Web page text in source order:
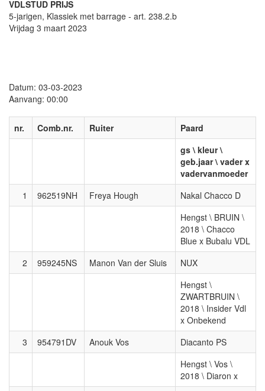
VDLSTUD PRIJS
5-jarigen, Klassiek met barrage - art. 238.2.b
Vrijdag 3 maart 2023
Datum: 03-03-2023
Aanvang: 00:00
nr. Comb.nr. Ruiter
Paard
gs \ kleur \
geb.jaar \ vader x
vadervanmoeder
1
962519NH Freya Hough
Nakal Chacco D
Hengst \ BRUIN \
2018 \ Chacco
Blue x Bubalu VDL
2
959245NS Manon Van der Sluis
NUX
Hengst \
ZWARTBRUIN \
2018 \ Insider Vdl
x Onbekend
3
954791DV Anouk Vos
Diacanto PS
Hengst \ Vos \
2018 \ Diaron x